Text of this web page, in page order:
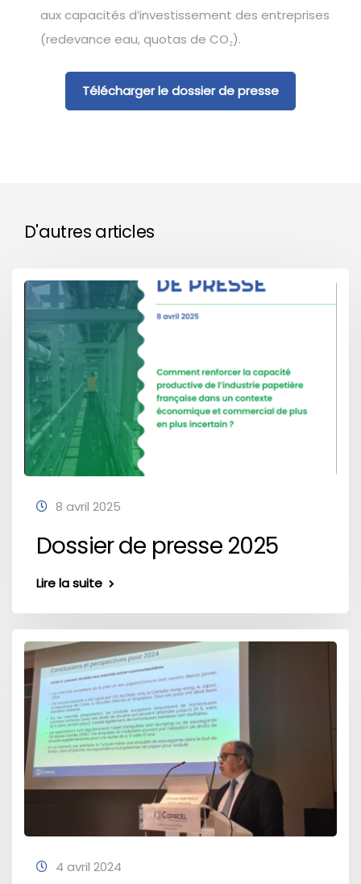
aux capacités d’investissement des entreprises
(redevance eau, quotas de CO₂).
Télécharger le dossier de presse
D'autres articles
8 avril 2025
Dossier de presse 2025
Lire la suite
4 avril 2024